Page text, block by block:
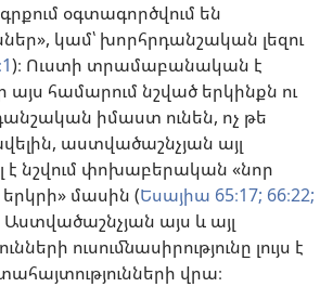
գրքում օգտագործվում են
կամ՝ խորհրդանշական լեզու
)։ Ուստի տրամաբանական է
այս համարում նշված երկինքն ու
իմաստ ունեն, ոչ թե
աստվածաշնչյան այլ
է նշվում փոխաբերական «նոր
մասին (Եսայիա 65։17; 66։22;
Աստվածաշնչյան այս և այլ
ուսումնասիրությունը լույս է
վրա։